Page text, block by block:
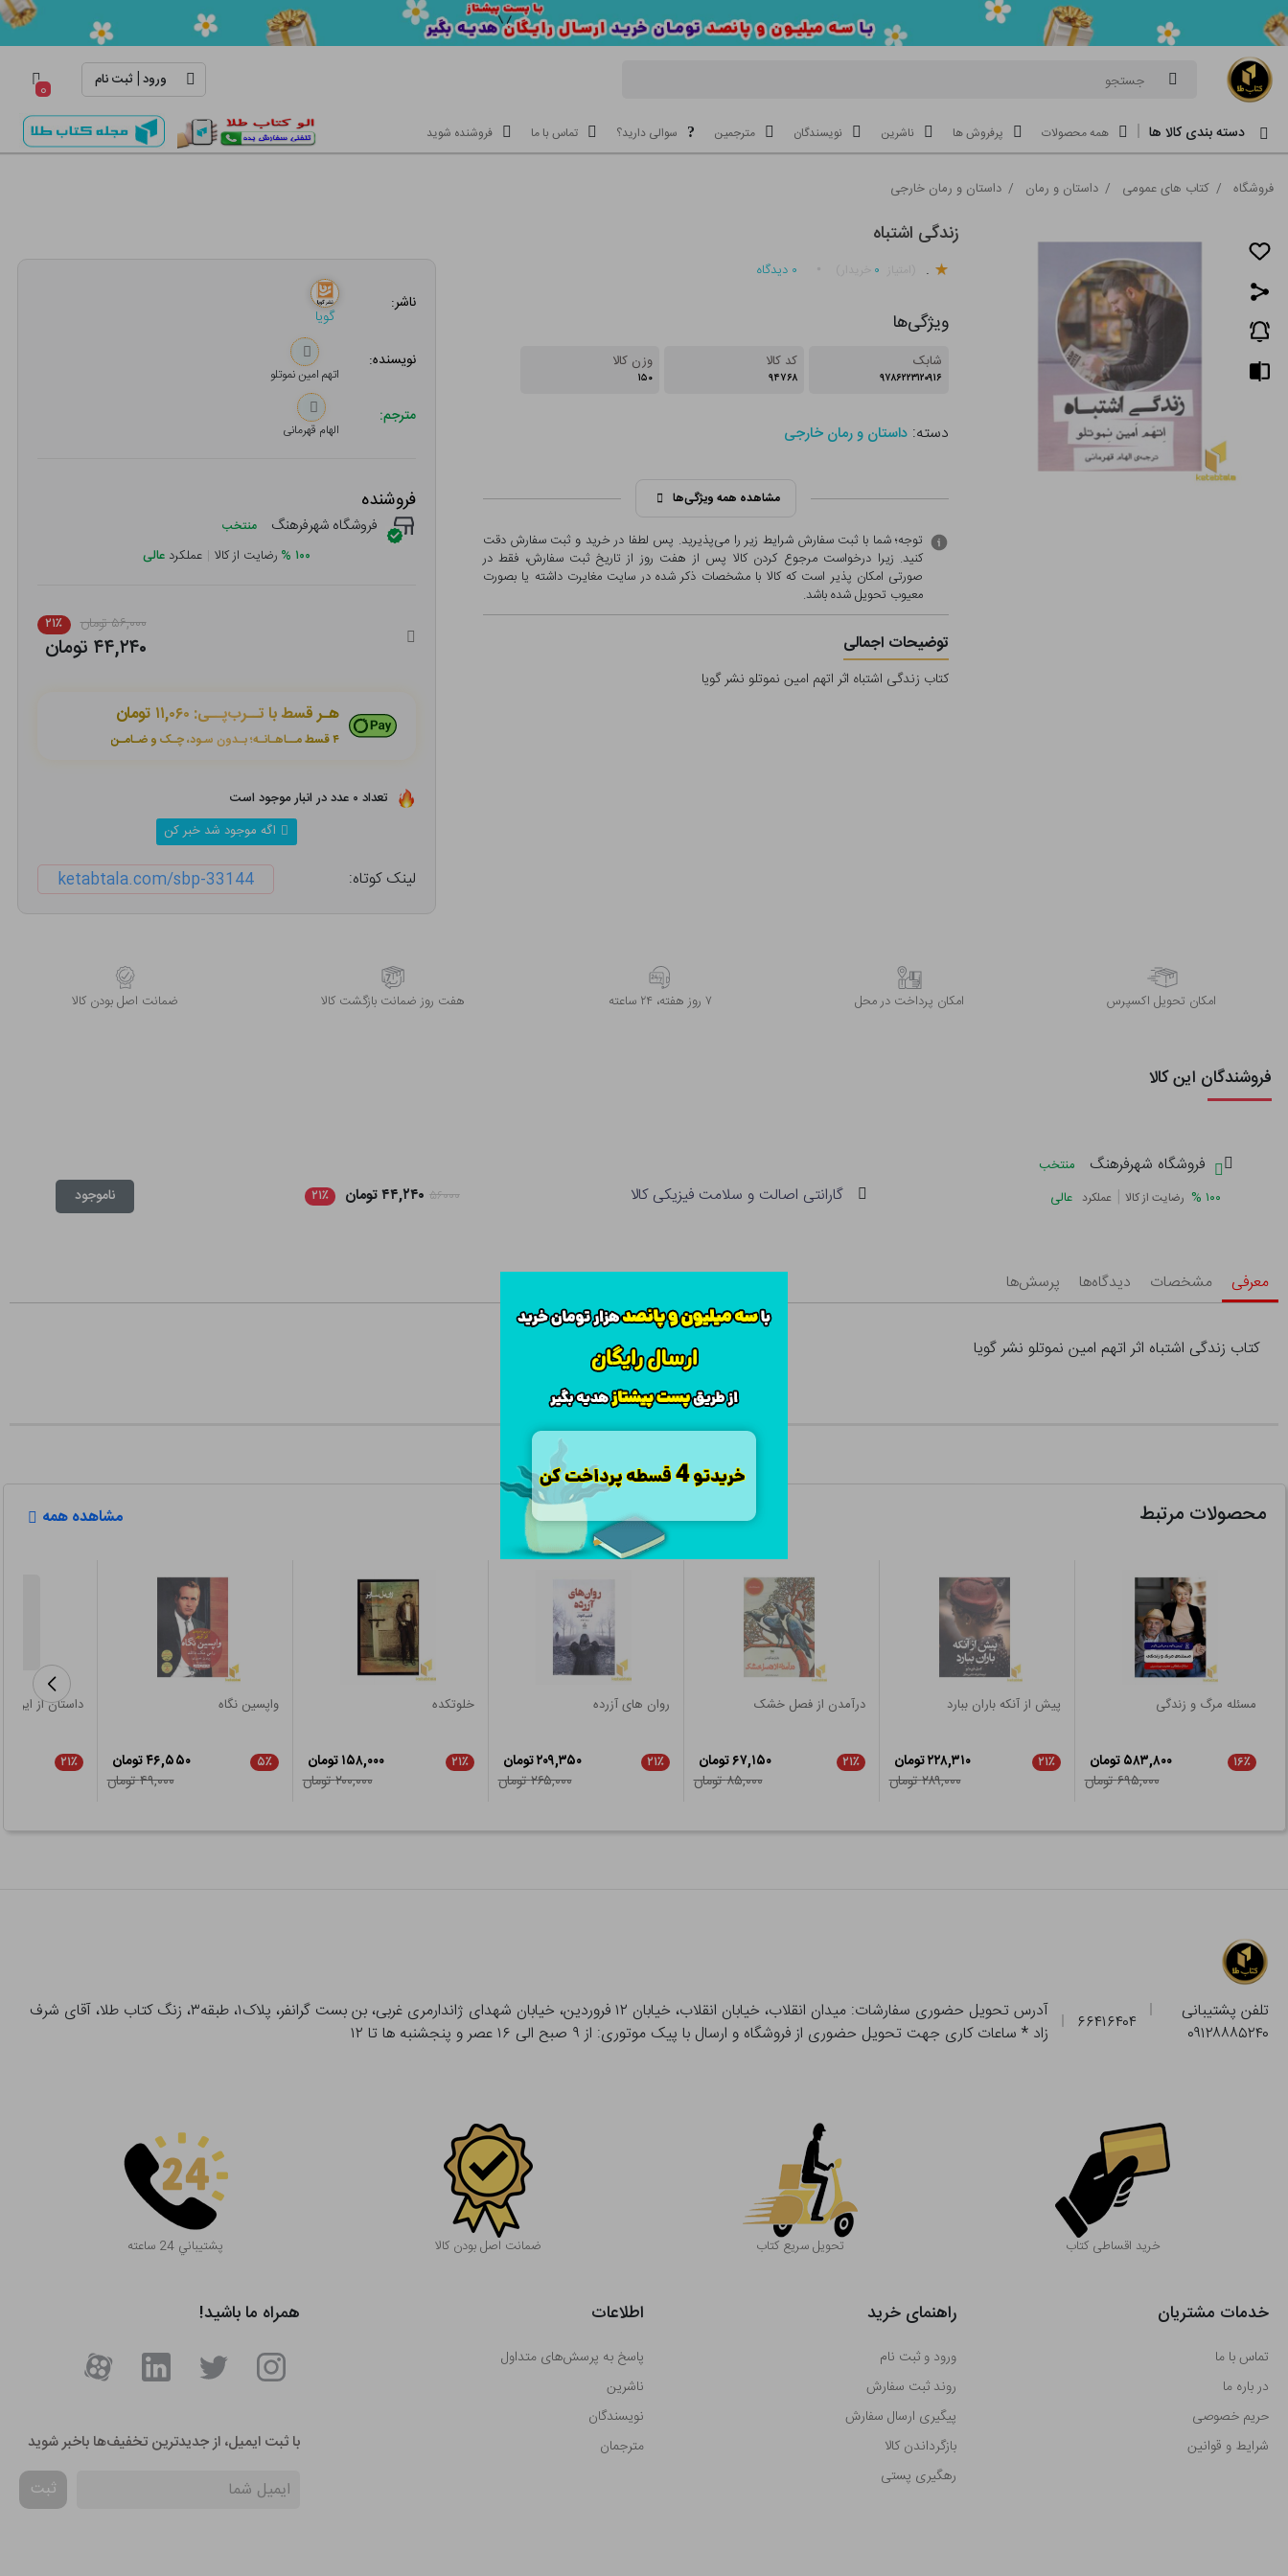
جستجو ورود| ثبت نام ۰
دسته بندی کالا ها همه محصولات پرفروش ها ناشرین نویسندگان مترجمین سوالی دارید؟ تماس با ما فروشنده شوید
فروشگاه / کتاب های عمومی / داستان و رمان / داستان و رمان خارجی
زندگی اشتباه
. ۰ ۰ دیدگاه
ویژگی‌ها
شابک
۹۷۸۶۲۲۳۱۲۰۹۱۶
کد کالا
۹۴۷۶۸
وزن کالا
۱۵۰
دسته: داستان و رمان خارجی
مشاهده همه ویژگی‌ها
توجه؛ شما با ثبت سفارش شرایط زیر را می‌پذیرید. پس لطفا در خرید و ثبت سفارش دقت
کنید. زیرا درخواست مرجوع کردن کالا پس از هفت روز از تاریخ ثبت سفارش، فقط در
صورتی امکان پذیر است که کالا با مشخصات ذکر شده در سایت مغایرت داشته یا بصورت
معيوب تحویل شده باشد.
توضیحات اجمالی
کتاب زندگی اشتباه اثر اتهم امین نموتلو نشر گویا
ناشر:
گویا
نویسنده:
اتهم امین نموتلو
مترجم:
الهام قهرمانی
فروشنده
فروشگاه شهرفرهنگ منتخب
۱۰۰ % رضایت از کالا | عملکرد عالی
۵۶,۰۰۰ تومان ۲۱٪
۴۴,۲۴۰ تومان
هـر قسط با تــرب‌پــی: ۱۱,۰۶۰ تومان
۴ قسط مــاهـانـه؛ بـدون سـود، چـک و ضـامـن
تعداد ۰ عدد در انبار موجود است
اگه موجود شد خبر کن
لینک کوتاه: ketabtala.com/sbp-33144
اﻣﮑﺎن ﺗﺤﻮﯾﻞ اﮐﺴﭙﺮس امکان پرداخت در محل ۷ روز ﻫﻔﺘﻪ، ۲۴ ﺳﺎﻋﺘﻪ هفت روز ضمانت بازگشت کالا ﺿﻤﺎﻧﺖ اﺻﻞ ﺑﻮدن ﮐﺎﻟﺎ
فروشندگان این کالا
فروشگاه شهرفرهنگ
منتخب
۱۰۰ % رضایت از کالا | عملکرد عالی گارانتی اصالت و سلامت فیزیکی کالا ۵۶۰۰۰ ۴۴,۲۴۰ تومان ۲۱٪ ناموجود
معرفی مشخصات دیدگاه‌ها پرسش‌ها
کتاب زندگی اشتباه اثر اتهم امین نموتلو نشر گویا
محصولات مرتبط مشاهده همه
مسئله مرگ و زندگی
۱۶٪
۵۸۳,۸۰۰ تومان
۶۹۵,۰۰۰ تومان
پیش از آنکه باران ببارد
۲۱٪
۲۲۸,۳۱۰ تومان
۲۸۹,۰۰۰ تومان
درآمدن از فصل خشک
۲۱٪
۶۷,۱۵۰ تومان
۸۵,۰۰۰ تومان
روان های آزرده
۲۱٪
۲۰۹,۳۵۰ تومان
۲۶۵,۰۰۰ تومان
خلوتکده
۲۱٪
۱۵۸,۰۰۰ تومان
۲۰۰,۰۰۰ تومان
واپسین نگاه
۵٪
۴۶,۵۵۰ تومان
۴۹,۰۰۰ تومان
داستان از این
۲۱٪
تلفن پشتیبانی
۰۹۱۲۸۸۸۵۲۴۰
۶۶۴۱۶۴۰۴
آدرس تحویل حضوری سفارشات: میدان انقلاب، خیابان انقلاب، خیابان ۱۲ فروردین، خیابان شهدای ژاندارمری غربی، بن بست گرانفر، پلاک۱، طبقه۳، زنگ کتاب طلا، آقای شرف
زاد * ساعات کاری جهت تحویل حضوری از فروشگاه و ارسال با پیک موتوری: از ۹ صبح الی ۱۶ عصر و پنجشنبه ها تا ۱۲
خرید اقساطی کتاب تحویل سریع کتاب
بصورت حضوری از آدرس تحویل حضوری سفارش خود را بدون هیچ هزینه ای تحویل بگیرید.
ضمانت اصل بودن کالا پشتيباني 24 ساعته
خدمات مشتریان
تماس با ما
در باره ما
حریم خصوصی
شرایط و قوانین
راهنمای خرید
ورود و ثبت نام
روند ثبت سفارش
پیگیری ارسال سفارش
بازگرداندن کالا
رهگیری پستی
اطلاعات
پاسخ به پرسش‌های متداول
ناشرین
نویسندگان
مترجمان
همراه ما باشید!
با ثبت ایمیل، از جدید‌ترین تخفیف‌ها با‌خبر شوید
ثبت